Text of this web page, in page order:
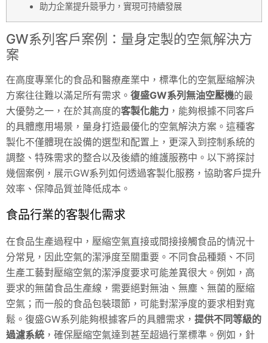
助力企業提升競爭力，實現可持續發展
GW系列客戶案例：量身定製的空氣解決方
案
在高度專業化的食品和醫療產業中，標準化的空氣壓縮解決
方案往往難以滿足所有需求。 復盛GW系列無油空壓機的最
大優勢之一，在於其高度的客製化能力 ，能夠根據不同客戶
的具體應用場景，量身打造最優化的空氣解決方案。這種客
製化不僅體現在設備的選型和配置上，更深入到控制系統的
調整、特殊需求的整合以及後續的維護服務中。以下將探討
幾個案例，展示GW系列如何透過客製化服務，協助客戶提升
效率、保障品質並降低成本。
食品行業的客製化需求
在食品生產過程中，壓縮空氣直接或間接接觸食品的情況十
分常見，因此空氣的潔淨度至關重要。不同食品種類、不同
生產工藝對壓縮空氣的潔淨度要求可能差異很大。例如，高
要求的無菌食品生產線，需要絕對無油、無塵、無菌的壓縮
空氣；而一般的食品包裝環節，可能對潔淨度的要求相對寬
鬆。復盛GW系列能夠根據客戶的具體需求， 提供不同等級的
過濾系統 ，確保壓縮空氣達到甚至超過行業標準。例如，針